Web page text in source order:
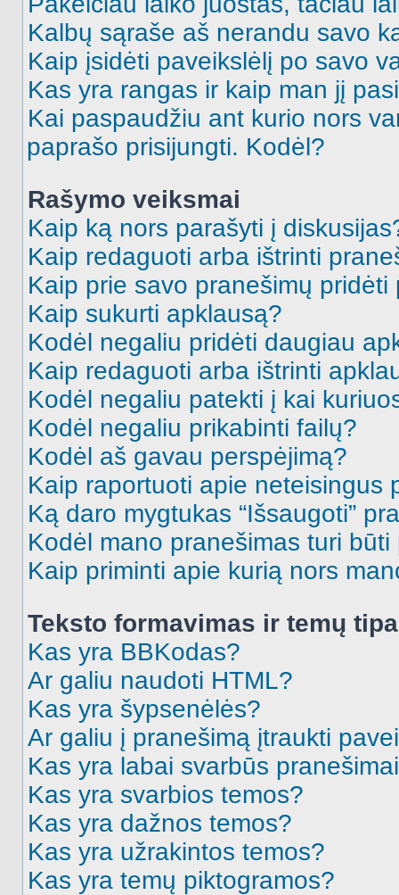
Kalbų sąraše aš nerandu savo
Kaip įsidėti paveikslėlį po savo
Kas yra rangas ir kaip man jį
Kai paspaudžiu ant kurio nors
paprašo prisijungti. Kodėl?
Rašymo veiksmai
Kaip ką nors parašyti į
Kaip redaguoti arba ištrinti
Kaip prie savo pranešimų pridėti
Kaip sukurti apklausą?
Kodėl negaliu pridėti daugiau
Kaip redaguoti arba ištrinti
Kodėl negaliu patekti į kai
Kodėl negaliu prikabinti failų?
Kodėl aš gavau perspėjimą?
Kaip raportuoti apie neteisingus
Ką daro mygtukas “Išsaugoti”
Kodėl mano pranešimas turi būti
Kaip priminti apie kurią nors
Teksto formavimas ir temų
Kas yra BBKodas?
Ar galiu naudoti HTML?
Kas yra šypsenėlės?
Ar galiu į pranešimą įtraukti
Kas yra labai svarbūs
Kas yra svarbios temos?
Kas yra dažnos temos?
Kas yra užrakintos temos?
Kas yra temų piktogramos?